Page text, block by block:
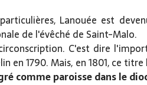
Lanouée est
de l'évêché de Saint-Malo.
C'est dire
1790. Mais, en 1801, ce
comme paroisse dans le